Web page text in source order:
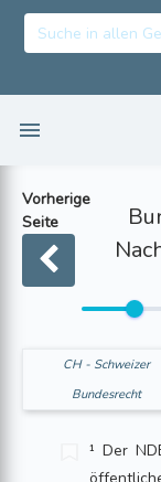
Vorherige
Seite
CH - Schweizer
Bundesrecht
¹ Der